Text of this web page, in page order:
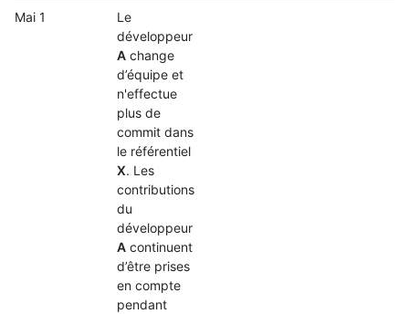
Mai 1
Le
développeur
A change
d’équipe et
n'effectue
plus de
commit dans
le référentiel
X. Les
contributions
du
développeur
A continuent
d’être prises
en compte
pendant